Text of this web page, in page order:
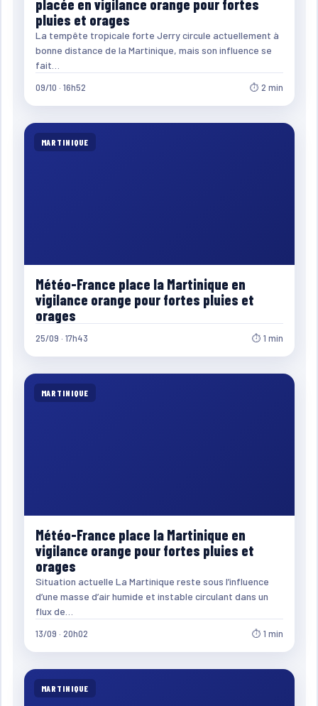
placée en vigilance orange pour fortes
pluies et orages
La tempête tropicale forte Jerry circule actuellement à
bonne distance de la Martinique, mais son influence se
fait…
09/10 · 16h52 ⏱ 2 min
MARTINIQUE
Météo-France place la Martinique en
vigilance orange pour fortes pluies et
orages
25/09 · 17h43 ⏱ 1 min
MARTINIQUE
Météo-France place la Martinique en
vigilance orange pour fortes pluies et
orages
Situation actuelle La Martinique reste sous l’influence
d’une masse d’air humide et instable circulant dans un
flux de…
13/09 · 20h02 ⏱ 1 min
MARTINIQUE